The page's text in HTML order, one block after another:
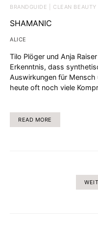
BRANDGUIDE | CLEAN BEAUTY
SHAMANIC
ALICE
Tilo Plöger und Anja
Erkenntnis, dass
Auswirkungen für
heute oft noch viele
READ MORE